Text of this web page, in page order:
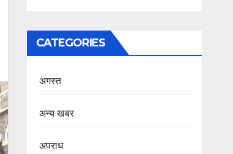
CATEGORIES
अगस्त
अन्य खबर
अपराध